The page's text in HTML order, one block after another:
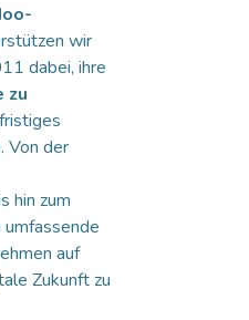
wir
dabei, ihre
zu
Von der
hin zum
auf
Zukunft zu